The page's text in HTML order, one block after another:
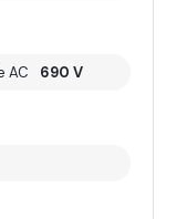
AC 690 V